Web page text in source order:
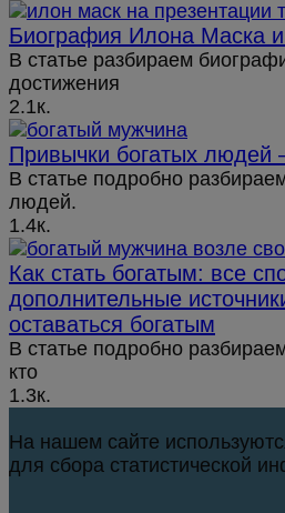
Биография Илона Маска и
В статье разбираем
достижения
2.1к.
Привычки богатых людей
В статье подробно
людей.
1.4к.
Как стать богатым: все
дополнительные
оставаться богатым
В статье подробно
кто
1.3к.
На нашем сайте
для сбора статистической